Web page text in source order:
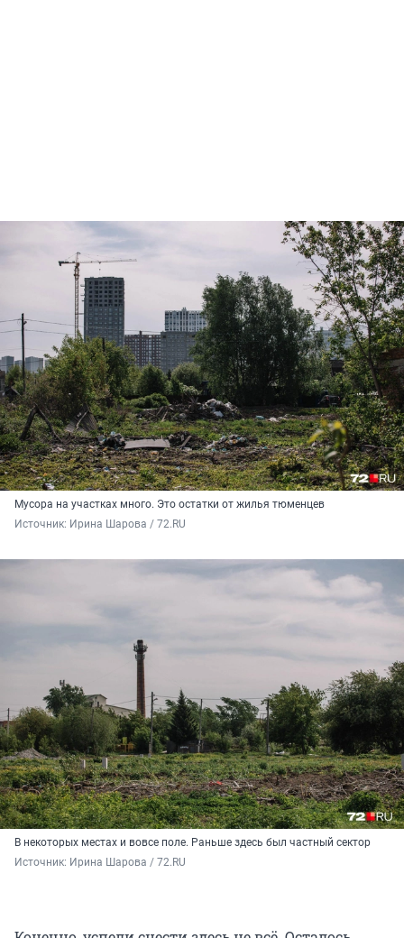
Мусора на участках много. Это остатки от жилья тюменцев
Источник: Ирина Шарова / 72.RU
В некоторых местах и вовсе поле. Раньше здесь был частный сектор
Источник: Ирина Шарова / 72.RU